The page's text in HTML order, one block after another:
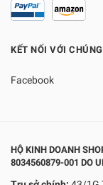
KẾT NỐI VỚI
Facebook
HỘ KINH DOANH
8034560879-001 DO